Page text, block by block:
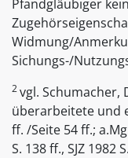
Pfandgläubiger
Widmung/
Sichungs-/
2vgl. Schumacher,
überarbeitete und
ff. /Seite 54 ff.;
S. 138 ff., SJZ 1982